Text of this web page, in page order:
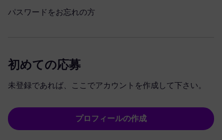
パスワードをお忘れの方
初めての応募
未登録であれば、ここでアカウントを作成して下さい。
プロフィールの作成